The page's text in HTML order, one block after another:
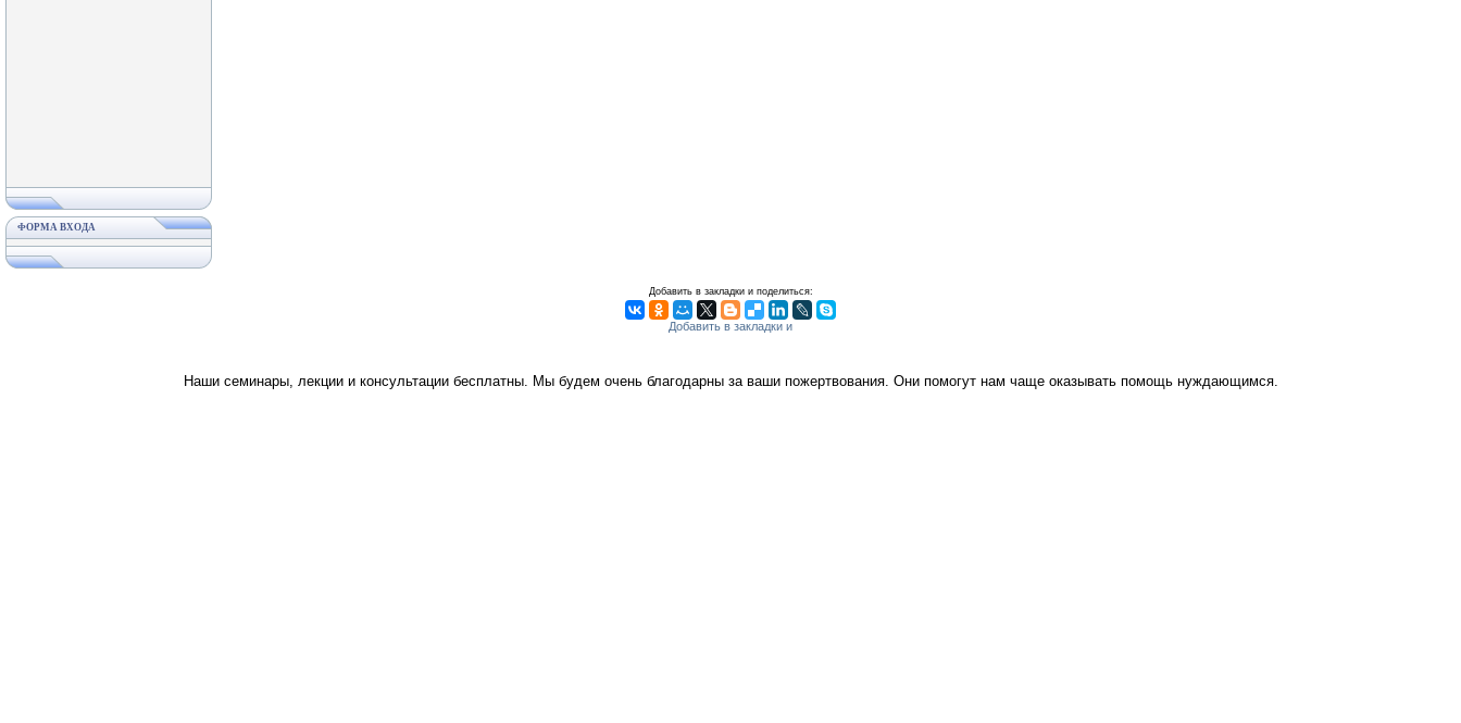
ФОРМА ВХОДА
Добавить в закладки и поделиться:
Наши семинары, лекции и консультации бесплатны. Мы будем очень благодарны за ваши пожертвования. Они помогут нам чаще оказывать помощь нуждающимся.